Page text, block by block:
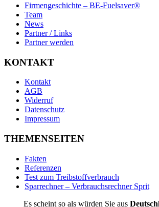
Firmengeschichte – BE-Fuelsaver®
Team
News
Partner / Links
Partner werden
KONTAKT
Kontakt
AGB
Widerruf
Datenschutz
Impressum
THEMENSEITEN
Fakten
Referenzen
Test zum Treibstoffverbrauch
Sparrechner – Verbrauchsrechner Sprit
Es scheint so als würden Sie aus